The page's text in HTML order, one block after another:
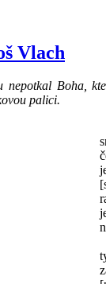
Vlach
nepotkal Boha,
palici.